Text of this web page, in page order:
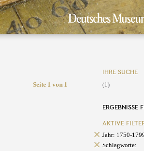
Seite 1 von 1
IHRE SUCHE
(1)
ERGEBNISSE
AKTIVE
Jahr: 1750-
Schlagworte: